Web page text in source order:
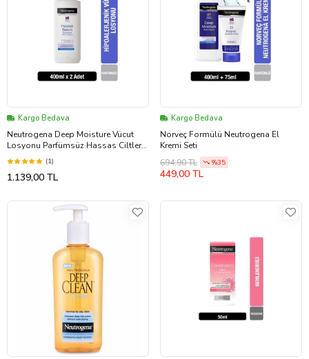
Kargo Bedava
Neutrogena Deep Moisture Vücut
Losyonu Parfümsüz Hassas Ciltler
400 Ml x 2 (1)
1.139,00 TL
Kargo Bedava
Norveç Formülü Neutrogena El
Kremi Seti
694,90 TL
%35
449,00 TL